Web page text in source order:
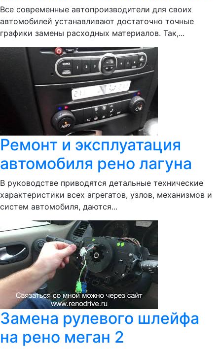
Все современные автопроизводители для своих
автомобилей устанавливают достаточно точные
графики замены расходных материалов. Так,...
Ремонт и эксплуатация
автомобиля рено лагуна
В руководстве приводятся детальные технические
характеристики всех агрегатов, узлов, механизмов и
систем автомобиля, даются...
Замена рулевого шлейфа
на рено меган 2